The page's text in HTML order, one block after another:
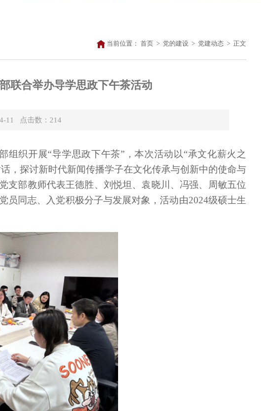
当前位置： 首页 > 党的建设 > 党建动态 > 正文
联合举办导学思政下午茶活动
11 点击数： 214
组织开展“导学思政下午茶”，本次活动以“承文化薪火之
，探讨新时代新闻传播学子在文化传承与创新中的使命与
支部教师代表王德胜、刘悦坦、袁晓川、冯强、周敏五位
员同志、入党积极分子与发展对象，活动由2024级硕士生